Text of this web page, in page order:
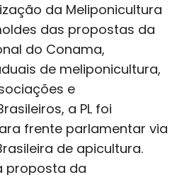
da Meliponicultura
das propostas da
do Conama,
de meliponicultura,
e
a PL foi
frente parlamentar via
de apicultura.
proposta da